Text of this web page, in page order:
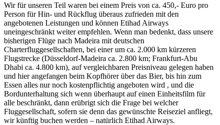
Wir für unseren Teil waren bei einem Preis von ca. 450,- Euro pro
Person für Hin- und Rückflug überaus zufrieden mit den
angebotenen Leistungen und können Etihad Airways
uneingeschränkt weiter empfehlen. Wenn man bedenkt, dass unsere
bisherigen Flüge nach Madeira mit deutschen
Charterfluggesellschaften, bei einer um ca. 2.000 km kürzeren
Flugstrecke (Düsseldorf-Madeira ca. 2.800 km; Frankfurt-Abu
Dhabi ca. 4.800 km), auf vergleichbaren Preisniveau gelegen haben
und hier angefangen beim Kopfhörer über das Bier, bis hin zum
Essen alles nur noch kostenpflichtig angeboten wird , und die
Bordunterhaltung sich wenn überhaupt auf einen Einheitsfilm für
alle beschränkt, dann erübrigt sich die Frage bei welcher
Fluggesellschaft, sofern sie denn das gewünschte Reiseziel anfliegt,
wir künftig buchen werden – natürlich Etihad Airways.